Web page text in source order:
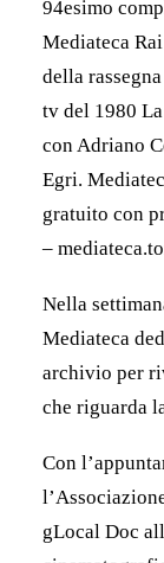
94esimo
Mediateca
della
tv del 1980
con Adriano
Egri.
gratuito con
–
Nella
Mediateca
archivio per
che riguarda
Con
gLocal Doc